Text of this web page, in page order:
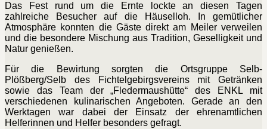
Das Fest rund um die Ernte lockte an diesen Tagen
zahlreiche Besucher auf die Häuselloh. In gemütlicher
Atmosphäre konnten die Gäste direkt am Meiler verweilen
und die besondere Mischung aus Tradition, Geselligkeit und
Natur genießen.
Für die Bewirtung sorgten die Ortsgruppe Selb-
Plößberg/Selb des Fichtelgebirgsvereins mit Getränken
sowie das Team der „Fledermaushütte“ des ENKL mit
verschiedenen kulinarischen Angeboten. Gerade an den
Werktagen war dabei der Einsatz der ehrenamtlichen
Helferinnen und Helfer besonders gefragt.